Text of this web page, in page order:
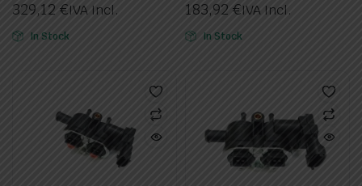
329,12 €IVA Incl.
In Stock
183,92 €IVA Incl.
In Stock